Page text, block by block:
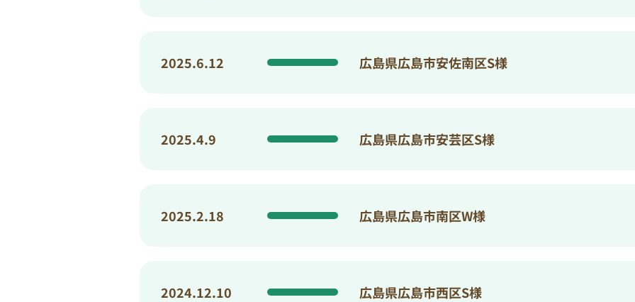
2025.6.12 広島県広島市安佐南区S様
2025.4.9 広島県広島市安芸区S様
2025.2.18 広島県広島市南区W様
2024.12.10 広島県広島市西区S様